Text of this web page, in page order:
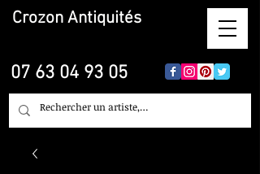
Crozon Antiquités
07 63 04 93 05